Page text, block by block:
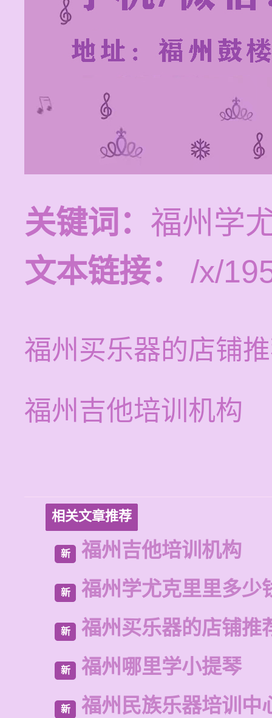
关键词： 福州学
文本链接：
/x/
福州买乐器的店铺
福州吉他培训机构
相关文章推荐
新 福州吉他培训机构
新 福州学尤克里里多少
新 福州买乐器的店铺推
新 福州哪里学小提琴
新 福州民族乐器培训中